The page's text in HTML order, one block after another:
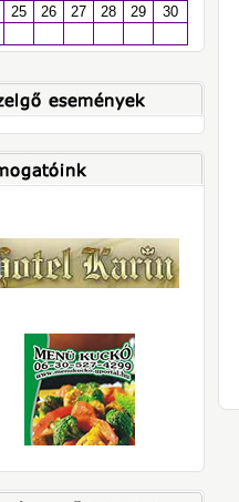
25 26 27 28 29
30